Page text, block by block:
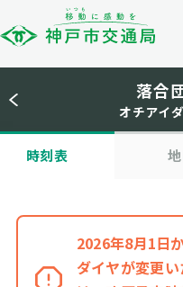
落合
オチアイ
時刻表
2026年8月1日
ダイヤが変更